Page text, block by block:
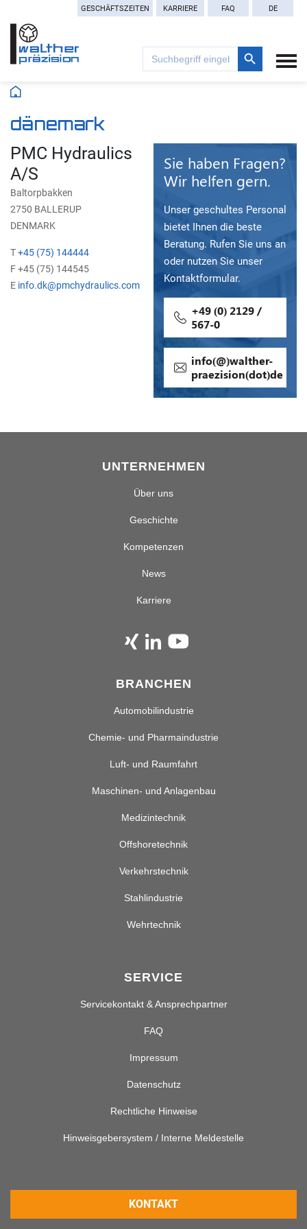
GESCHÄFTSZEITEN KARRIERE FAQ DE
Search
for:
Search Button
dänemark
PMC Hydraulics
A/S
Baltorpbakken
2750 BALLERUP
DENMARK
T+45 (75) 144444
F +45 (75) 144545
E info.dk@pmchydraulics.com
Sie haben Fragen?
Wir helfen gern.
Unser geschultes Personal
bietet Ihnen die beste
Beratung. Rufen Sie uns an
oder nutzen Sie unser
Kontaktformular.
+49 (0) 2129 /
567-0
info(@)walther-
praezision(dot)de
UNTERNEHMEN
Über uns
Geschichte
Kompetenzen
News
Karriere
BRANCHEN
Automobilindustrie
Chemie- und Pharmaindustrie
Luft- und Raumfahrt
Maschinen- und Anlagenbau
Medizintechnik
Offshoretechnik
Verkehrstechnik
Stahlindustrie
Wehrtechnik
SERVICE
Servicekontakt & Ansprechpartner
FAQ
Impressum
Datenschutz
Rechtliche Hinweise
Hinweisgebersystem / Interne Meldestelle
KONTAKT